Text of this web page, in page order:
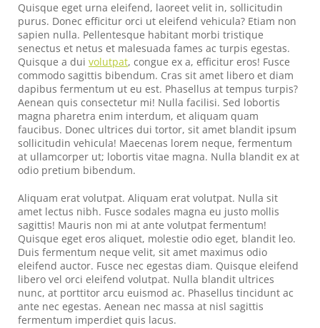
Quisque eget urna eleifend, laoreet velit in, sollicitudin
purus. Donec efficitur orci ut eleifend vehicula? Etiam non
sapien nulla. Pellentesque habitant morbi tristique
senectus et netus et malesuada fames ac turpis egestas.
Quisque a dui volutpat, congue ex a, efficitur eros! Fusce
commodo sagittis bibendum. Cras sit amet libero et diam
dapibus fermentum ut eu est. Phasellus at tempus turpis?
Aenean quis consectetur mi! Nulla facilisi. Sed lobortis
magna pharetra enim interdum, et aliquam quam
faucibus. Donec ultrices dui tortor, sit amet blandit ipsum
sollicitudin vehicula! Maecenas lorem neque, fermentum
at ullamcorper ut; lobortis vitae magna. Nulla blandit ex at
odio pretium bibendum.
Aliquam erat volutpat. Aliquam erat volutpat. Nulla sit
amet lectus nibh. Fusce sodales magna eu justo mollis
sagittis! Mauris non mi at ante volutpat fermentum!
Quisque eget eros aliquet, molestie odio eget, blandit leo.
Duis fermentum neque velit, sit amet maximus odio
eleifend auctor. Fusce nec egestas diam. Quisque eleifend
libero vel orci eleifend volutpat. Nulla blandit ultrices
nunc, at porttitor arcu euismod ac. Phasellus tincidunt ac
ante nec egestas. Aenean nec massa at nisl sagittis
fermentum imperdiet quis lacus.